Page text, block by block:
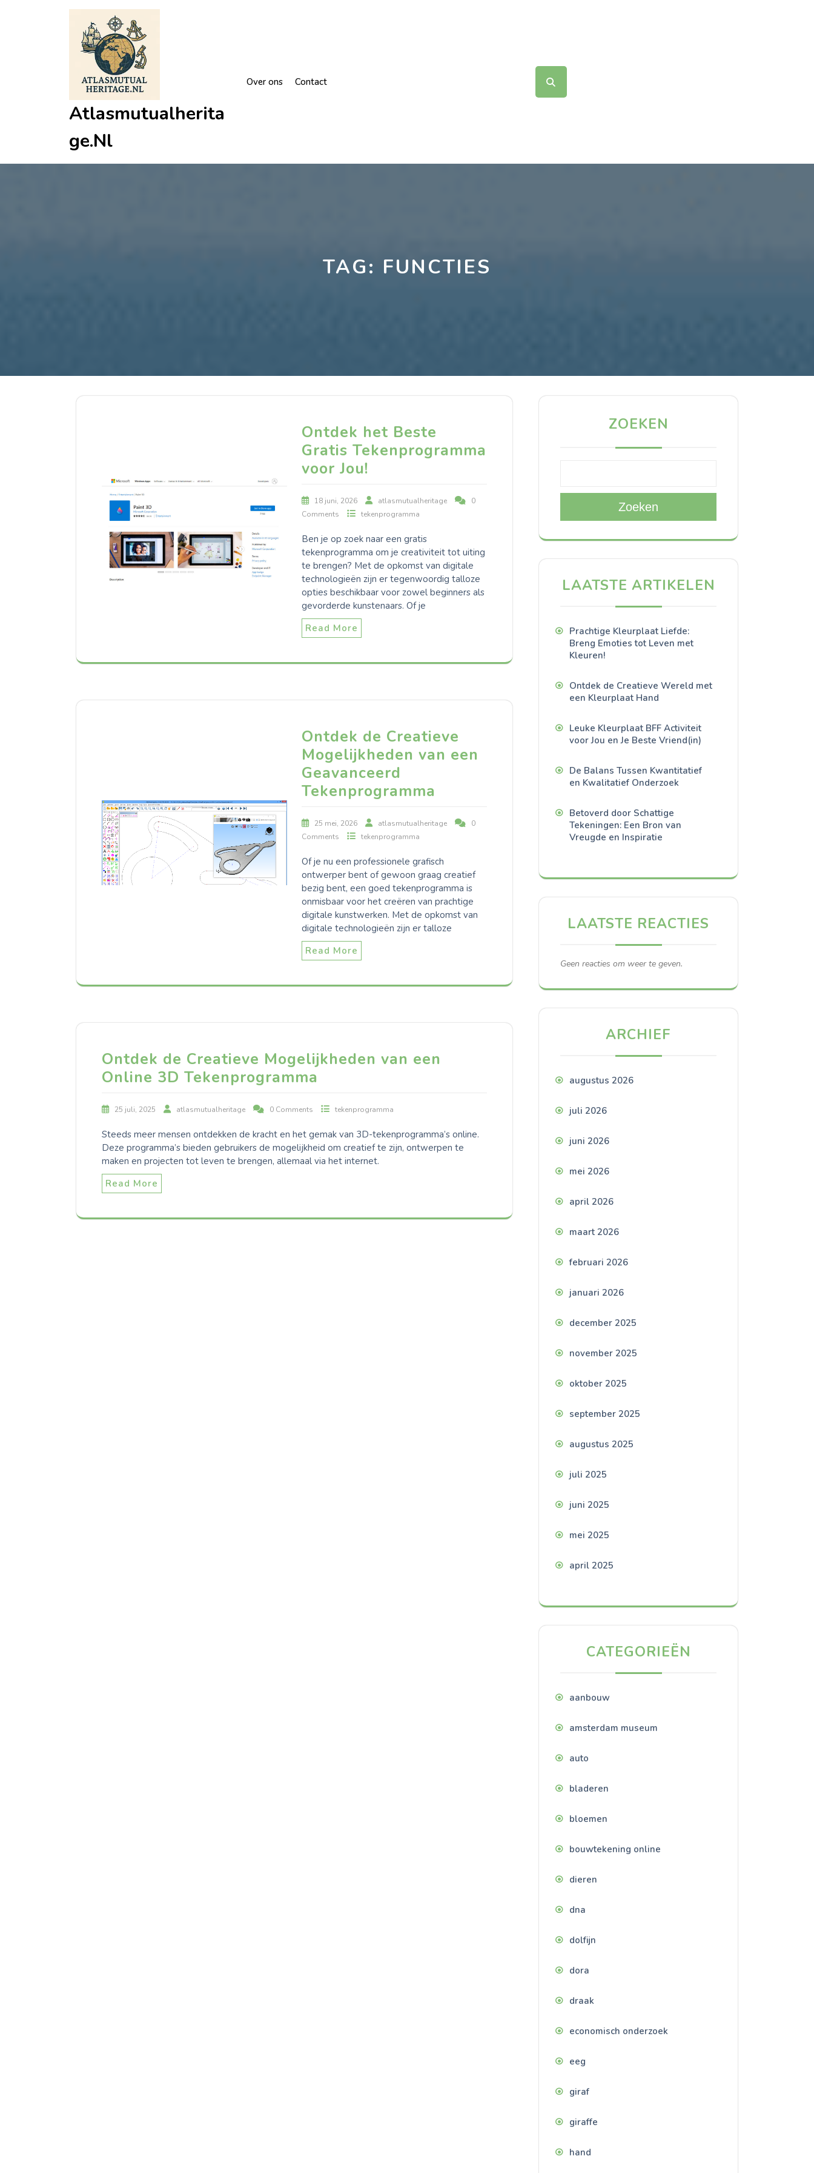
Atlasmutualherita
Ge.nl
Over ons Contact
TAG: FUNCTIES
Ontdek het Beste
Gratis Tekenprogramma
voor Jou!
18 juni, 2026 atlasmutualheritage
0
Comments
tekenprogramma
Ben je op zoek naar een gratis
tekenprogramma om je creativiteit tot uiting
te brengen? Met de opkomst van digitale
technologieën zijn er tegenwoordig talloze
opties beschikbaar voor zowel beginners als
gevorderde kunstenaars. Of je
Read More
Ontdek de Creatieve
Mogelijkheden van een
Geavanceerd
Tekenprogramma
25 mei, 2026 atlasmutualheritage
0
Comments
tekenprogramma
Of je nu een professionele grafisch
ontwerper bent of gewoon graag creatief
bezig bent, een goed tekenprogramma is
onmisbaar voor het creëren van prachtige
digitale kunstwerken. Met de opkomst van
digitale technologieën zijn er talloze
Read More
Ontdek de Creatieve Mogelijkheden van een
Online 3D Tekenprogramma
25 juli, 2025 atlasmutualheritage 0 Comments tekenprogramma
Steeds meer mensen ontdekken de kracht en het gemak van 3D-tekenprogramma’s online.
Deze programma’s bieden gebruikers de mogelijkheid om creatief te zijn, ontwerpen te
maken en projecten tot leven te brengen, allemaal via het internet.
Read More
ZOEKEN
Zoeken
LAATSTE ARTIKELEN
Prachtige Kleurplaat Liefde:
Breng Emoties tot Leven met
Kleuren!
Ontdek de Creatieve Wereld met
een Kleurplaat Hand
Leuke Kleurplaat BFF Activiteit
voor Jou en Je Beste Vriend(in)
De Balans Tussen Kwantitatief
en Kwalitatief Onderzoek
Betoverd door Schattige
Tekeningen: Een Bron van
Vreugde en Inspiratie
LAATSTE REACTIES
Geen reacties om weer te geven.
ARCHIEF
augustus 2026
juli 2026
juni 2026
mei 2026
april 2026
maart 2026
februari 2026
januari 2026
december 2025
november 2025
oktober 2025
september 2025
augustus 2025
juli 2025
juni 2025
mei 2025
april 2025
CATEGORIEËN
aanbouw
amsterdam museum
auto
bladeren
bloemen
bouwtekening online
dieren
dna
dolfijn
dora
draak
economisch onderzoek
eeg
giraf
giraffe
hand